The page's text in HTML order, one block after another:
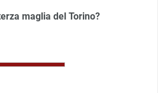
maglia del Torino?